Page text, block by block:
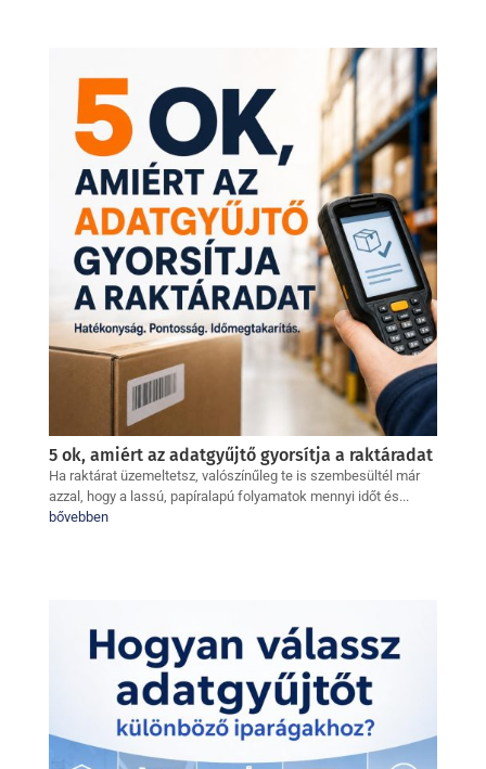
5 ok, amiért az adatgyűjtő gyorsítja a raktáradat
Ha raktárat üzemeltetsz, valószínűleg te is szembesültél már
azzal, hogy a lassú, papíralapú folyamatok mennyi időt és...
bővebben